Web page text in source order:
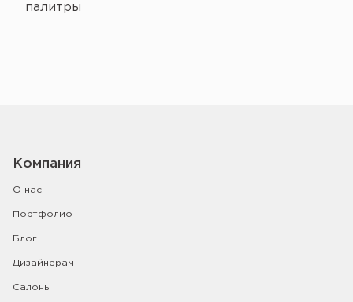
палитры
Компания
О нас
Портфолио
Блог
Дизайнерам
Салоны